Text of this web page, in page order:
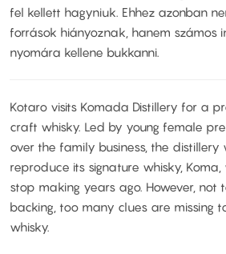
fel kellett hagyniuk. Ehhez azonban
források hiányoznak, hanem számos
nyomára kellene bukkanni.
Kotaro visits Komada Distillery for a
craft whisky. Led by young female
over the family business, the
reproduce its signature whisky,
stop making years ago. However, not
backing, too many clues are missing
whisky.